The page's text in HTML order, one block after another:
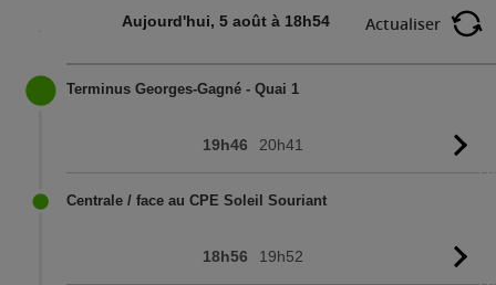
Aujourd'hui, 5 août à 18h54 Actualiser
Terminus Georges-Gagné - Quai 1
19h46 20h41
Centrale / face au CPE Soleil Souriant
18h56 19h52